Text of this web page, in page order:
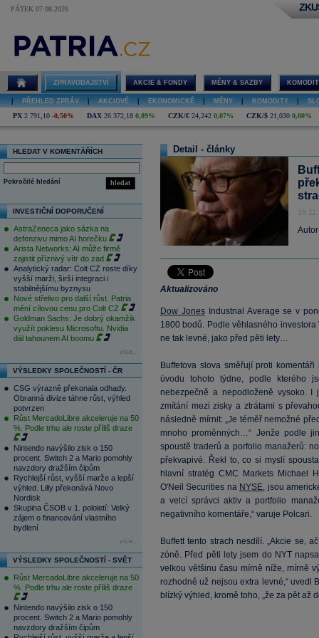
PÁTEK 07.08.2026
ZPRAVODAJSTVÍ AKCIE & FONDY MĚNY & SAZBY
PŘEHLED ZPRÁV AKCIOVÉ EKONOMICKÉ MĚNY KOMODITY
PX 2 791,10 -0,50% DAX 26 372,18 0,89% CZK/€ 24,242 0,07% CZK/$ 21,030 0,00%
HLEDAT V KOMENTÁŘÍCH
hledat
Pokročilé hledání
INVESTIČNÍ DOPORUČENÍ
AstraZeneca jako sázka na
defenzivu mimo AI horečku
Arista Networks: AI může firmě
zajistit příznivý vítr do zad
Analytický radar: Colt CZ roste díky
vyšší marži, širší integraci i
stabilnějšímu byznysu
Nové střelivo pro další růst. Patria
mění cílovou cenu pro Colt CZ
Goldman Sachs: Je dobrý okamžik
využít poklesu Microsoftu. Nvidia
dál tahounem AI boomu
více...
VÝSLEDKY SPOLEČNOSTÍ - ČR
CSG výrazně překonala odhady.
Obranná divize táhne růst, výhled
potvrzen
Růst MercadoLibre akceleruje na 50
%. Podle trhu ale roste příliš draze
Nintendo navýšilo zisk o 150
procent. Switch 2 a Mario pomohly
navzdory dražším čipům
Rychlejší růst, vyšší marže a lepší
výhled. Lilly překonává Novo
Nordisk
Skupina ČSOB v 1. pololetí: Velký
zájem o financování vlastního
bydlení
více...
VÝSLEDKY SPOLEČNOSTÍ - SVĚT
Růst MercadoLibre akceleruje na 50
%. Podle trhu ale roste příliš draze
Nintendo navýšilo zisk o 150
procent. Switch 2 a Mario pomohly
navzdory dražším čipům
Detail - články
Aktualizováno
Dow JonesIndustrial Average se v
1800 bodů. Podle věhlasného
ne tak levné, jako před pěti lety…
Buffetova slova směřují proti
úvodu tohoto týdne, podle kterého
nebezpečně a nepodloženě vysoko.
zmítání mezi zisky a ztrátami s
následně mírnit: „Je téměř nemožné
mnoho proměnných…“ Jenže podle
spoustě traderů a porfolio manažerů:
překvapivé. Řekl to, co si myslí
hlavní stratég CMC Markets Michael
O'Neil Securities na NYSE, jsou
a velcí správci aktiv a portfolio
negativního komentáře,“ varuje Polcari.
Buffett tento strach nesdílí. „Akcie se,
zóně. Před pěti lety jsem do NYT
velkou většinu času mírně níže, mírně
rozhodně už nejsou extra levné,“ uvedl
blízký výhled, kromě toho, „že za pět až